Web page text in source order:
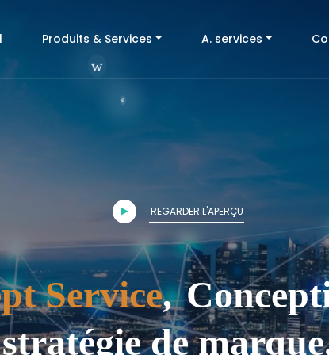
(current)Produits & Services A. services
REGARDER L'APERÇU
,
stratégie de
e